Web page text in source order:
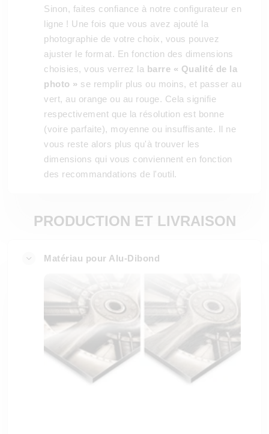
Sinon, faites confiance à notre configurateur en
ligne ! Une fois que vous avez ajouté la
photographie de votre choix, vous pouvez
ajuster le format. En fonction des dimensions
choisies, vous verrez la barre « Qualité de la
photo » se remplir plus ou moins, et passer au
vert, au orange ou au rouge. Cela signifie
respectivement que la résolution est bonne
(voire parfaite), moyenne ou insuffisante. Il ne
vous reste alors plus qu'à trouver les
dimensions qui vous conviennent en fonction
des recommandations de l'outil.
PRODUCTION ET LIVRAISON
Matériau pour Alu-Dibond